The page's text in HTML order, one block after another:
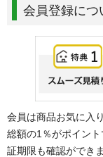
会員登録につ
会員は商品お気に入
総額の1％がポイン
証期限も確認ができま